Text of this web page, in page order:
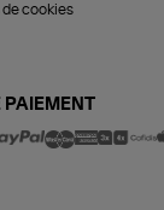
de cookies
PAIEMENT